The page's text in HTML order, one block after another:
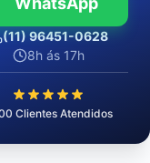
(11) 96451-0628
8h ás 17h
Clientes Atendidos